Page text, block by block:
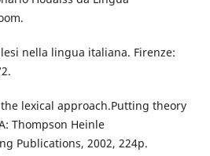
nella lingua italiana. Firenze:
lexical approach.Putting theory
Thompson Heinle
Publications, 2002, 224p.